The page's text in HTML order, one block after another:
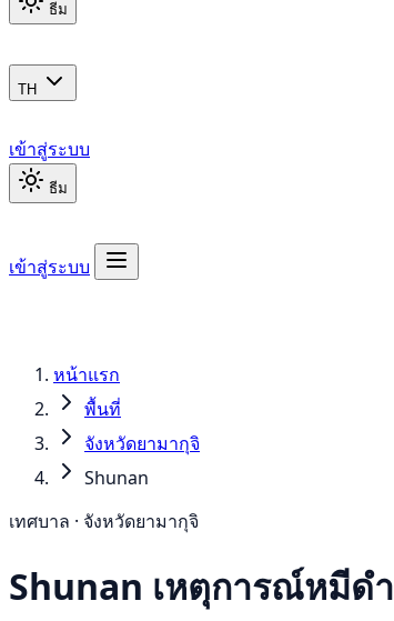
ธีม
TH
เข้าสู่ระบบ
ธีม
เข้าสู่ระบบ
หน้าแรก
พื้นที่
จังหวัดยามากุจิ
Shunan
เทศบาล · จังหวัดยามากุจิ
Shunan เหตุการณ์หมีดำ